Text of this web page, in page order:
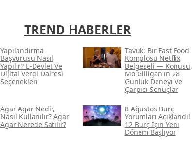
TREND HABERLER
Yapılandırma
Başvurusu Nasıl
Yapılır? E-Devlet Ve
Dijital Vergi Dairesi
Seçenekleri
Tavuk: Bir Fast Food
Komplosu Netflix
Belgeseli — Konusu,
Mo Gilligan'ın 28
Günlük Deneyi Ve
Çarpıcı Sonuçlar
Agar Agar Nedir,
Nasıl Kullanılır? Agar
Agar Nerede Satılır?
8 Ağustos Burç
Yorumları Açıklandı!
12 Burç Için Yeni
Dönem Başlıyor